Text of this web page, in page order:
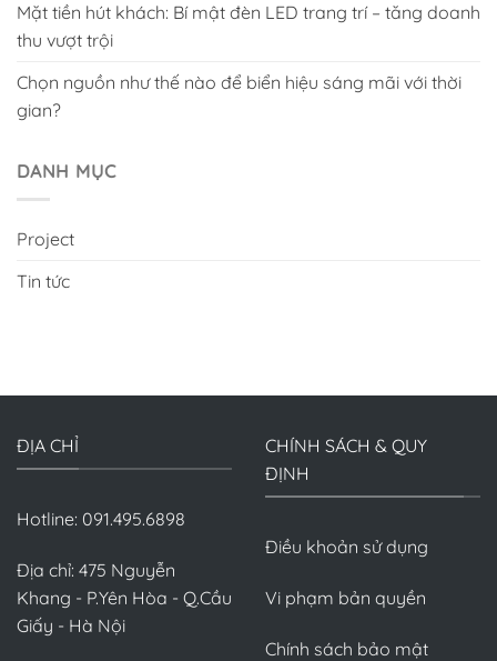
Mặt tiền hút khách: Bí mật đèn LED trang trí – tăng doanh
thu vượt trội
Chọn nguồn như thế nào để biển hiệu sáng mãi với thời
gian?
DANH MỤC
Project
Tin tức
ĐỊA CHỈ
Hotline: 091.495.6898
Địa chỉ: 475 Nguyễn
Khang - P.Yên Hòa - Q.Cầu
Giấy - Hà Nội
CHÍNH SÁCH & QUY
ĐỊNH
Điều khoản sử dụng
Vi phạm bản quyền
Chính sách bảo mật